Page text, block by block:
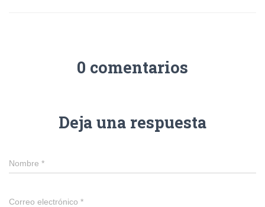
0 comentarios
Deja una respuesta
Nombre *
Correo electrónico *